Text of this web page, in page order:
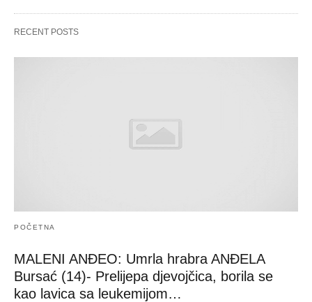
RECENT POSTS
POČETNA
MALENI ANĐEO: Umrla hrabra ANĐELA
Bursać (14)- Prelijepa djevojčica, borila se
kao lavica sa leukemijom…